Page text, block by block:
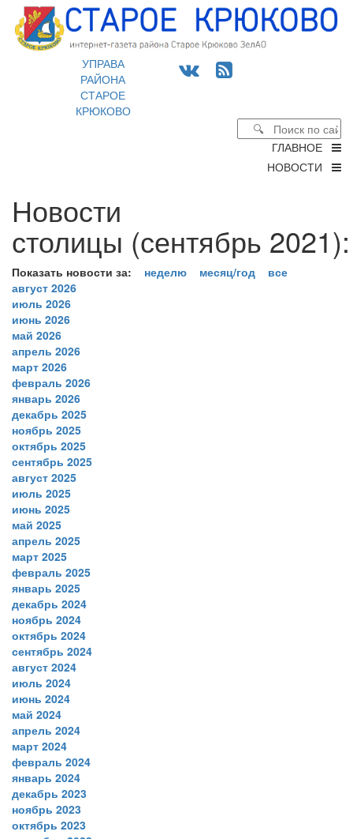
УПРАВА
РАЙОНА
СТАРОЕ
КРЮКОВО
ГЛАВНОЕ
НОВОСТИ
Новости
столицы (сентябрь 2021):
Показать новости за: неделю месяц/год
все
август 2026
июль 2026
июнь 2026
май 2026
апрель 2026
март 2026
февраль 2026
январь 2026
декабрь 2025
ноябрь 2025
октябрь 2025
сентябрь 2025
август 2025
июль 2025
июнь 2025
май 2025
апрель 2025
март 2025
февраль 2025
январь 2025
декабрь 2024
ноябрь 2024
октябрь 2024
сентябрь 2024
август 2024
июль 2024
июнь 2024
май 2024
апрель 2024
март 2024
февраль 2024
январь 2024
декабрь 2023
ноябрь 2023
октябрь 2023